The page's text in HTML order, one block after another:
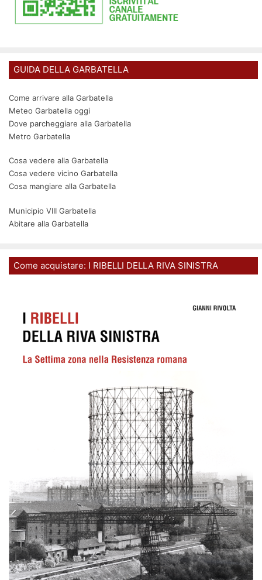
GUIDA DELLA GARBATELLA
Come arrivare alla Garbatella
Meteo Garbatella oggi
Dove parcheggiare alla Garbatella
Metro Garbatella
Cosa vedere alla Garbatella
Cosa vedere vicino Garbatella
Cosa mangiare alla Garbatella
Municipio VIII Garbatella
Abitare alla Garbatella
Come acquistare: I RIBELLI DELLA RIVA SINISTRA